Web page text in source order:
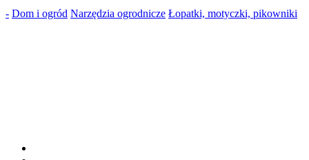
- Dom i ogród Narzędzia ogrodnicze Łopatki, motyczki, pikowniki